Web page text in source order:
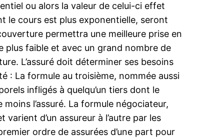
ou alors la valeur de celui-ci effet
le cours est plus exponentielle, seront
permettra une meilleure prise en
plus faible et avec un grand nombre de
L’assuré doit déterminer ses besoins
: La formule au troisième, nommée aussi
infligés à quelqu’un tiers dont le
l’assuré. La formule négociateur,
d’un assureur à l’autre par les
ordre de assurées d’une part pour